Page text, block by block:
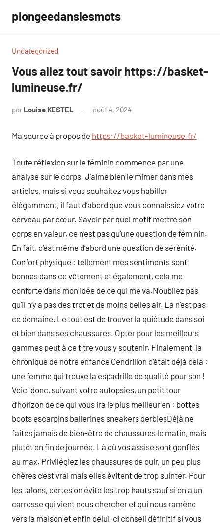
contenu
plongeedanslesmots
Uncategorized
Vous allez tout savoir https://basket-
lumineuse.fr/
par Louise KESTEL août 4, 2024
Ma source à propos de https://basket-lumineuse.fr/
Toute réflexion sur le féminin commence par une
analyse sur le corps. J’aime bien le mimer dans mes
articles, mais si vous souhaitez vous habiller
élégamment, il faut d’abord que vous connaissiez votre
cerveau par cœur. Savoir par quel motif mettre son
corps en valeur, ce n’est pas qu’une question de féminin.
En fait, c’est même d’abord une question de sérénité.
Confort physique : tellement mes sentiments sont
bonnes dans ce vêtement et également, cela me
conforte dans mon idée de ce qui me va.N’oubliez pas
qu’il n’y a pas des trot et de moins belles air. Là n’est pas
ce domaine. Le tout est de trouver la quiétude dans soi
et bien dans ses chaussures. Opter pour les meilleurs
gammes peut à ce titre vous y soutenir. Finalement, la
chronique de notre enfance Cendrillon c’était déjà cela :
une femme qui trouve la espadrille de qualité pour son !
Voici donc, suivant votre autopsies, un petit tour
d’horizon de ce qui vous ira le plus meilleur en : bottes
boots escarpins ballerines sneakers derbiesDéjà ne
faites jamais de bien-être de chaussures le matin, mais
plutôt en fin de journée. Là où vos assise sont gonflés
au max. Privilégiez les chaussures de cuir, un peu plus
chères c’est vrai mais elles évitent de trop suinter. Pour
les talons, certes on évite les trop hauts sauf si on a un
carrosse qui vient nous chercher et qui nous ramène
vers la maison et enfin celui-ci conseil définitif si vous